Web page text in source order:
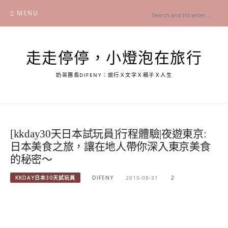
content
MENU
走走停停，小燈泡在旅行
奶茶團長DIFENY：旅行Ｘ文字Ｘ親子Ｘ人生
[kkday30天日本試玩員]行程體驗|夜遊東京:
日本美食之旅，讓在地人帶你深入東京美食
的秘密～
KKDAY日本30天試玩員 DIFENY 2015-08-31 2